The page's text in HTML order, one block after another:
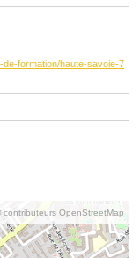
formation/haute-savoie-7
contributeurs OpenStreetMap